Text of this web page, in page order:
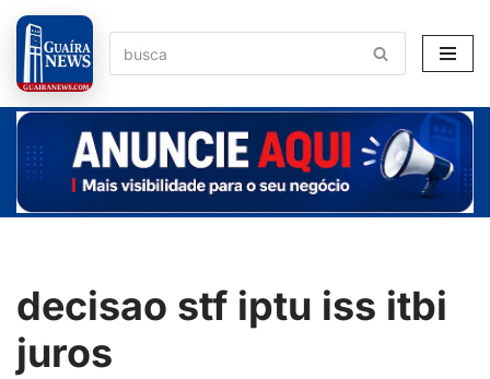
Pular
para
o
conteúdo
decisao stf iptu iss itbi
juros